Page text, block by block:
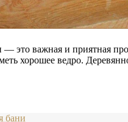
это важная и приятная
хорошее ведро.
бани